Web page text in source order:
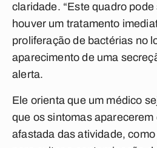
claridade. “Este quadro
houver um tratamento
proliferação de bactérias no
aparecimento de uma
alerta.
Ele orienta que um médico
que os sintomas aparecerem
afastada das atividade,